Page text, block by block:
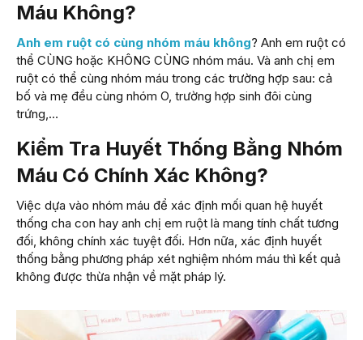
Máu Không?
Anh em ruột có cùng nhóm máu không? Anh em ruột có
thể CÙNG hoặc KHÔNG CÙNG nhóm máu. Và anh chị em
ruột có thể cùng nhóm máu trong các trường hợp sau: cả
bố và mẹ đều cùng nhóm O, trường hợp sinh đôi cùng
trứng,…
Kiểm Tra Huyết Thống Bằng Nhóm
Máu Có Chính Xác Không?
Việc dựa vào nhóm máu để xác định mối quan hệ huyết
thống cha con hay anh chị em ruột là mang tính chất tương
đối, không chính xác tuyệt đối. Hơn nữa, xác định huyết
thống bằng phương pháp xét nghiệm nhóm máu thì kết quả
không được thừa nhận về mặt pháp lý.